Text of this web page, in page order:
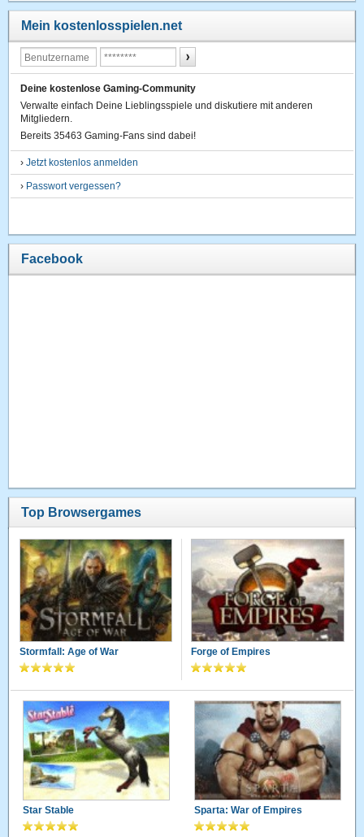
Mein kostenlosspielen.net
Deine kostenlose Gaming-Community
Verwalte einfach Deine Lieblingsspiele und diskutiere mit anderen
Mitgliedern.
Bereits 35463 Gaming-Fans sind dabei!
›Jetzt kostenlos anmelden
› Passwort vergessen?
Facebook
Top Browsergames
Stormfall: Age of War Forge of Empires
Star Stable Sparta: War of Empires